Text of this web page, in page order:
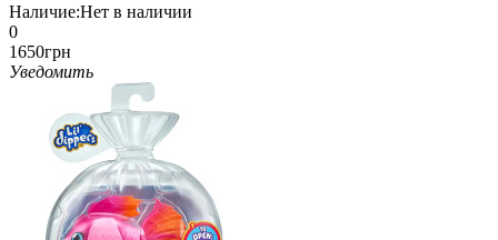
Наличие:Нет в наличии
0
1650грн
Уведомить